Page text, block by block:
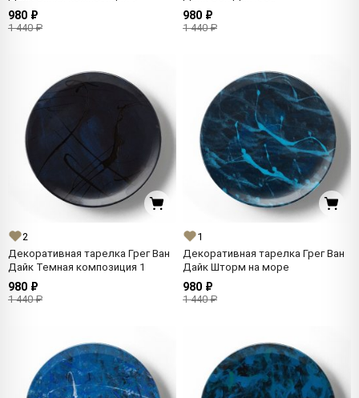
980 ₽
1 440 ₽
980 ₽
1 440 ₽
2
Декоративная тарелка Грег Ван
Дайк Темная композиция 1
980 ₽
1 440 ₽
1
Декоративная тарелка Грег Ван
Дайк Шторм на море
980 ₽
1 440 ₽